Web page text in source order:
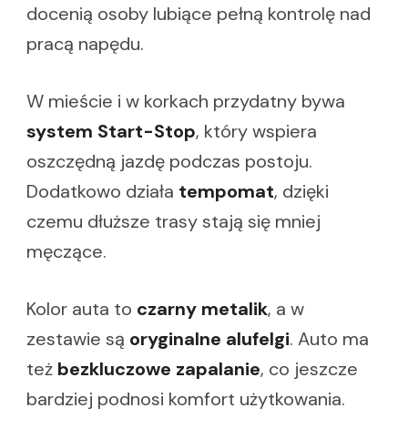
docenią osoby lubiące pełną kontrolę nad
pracą napędu.
W mieście i w korkach przydatny bywa
system Start-Stop, który wspiera
oszczędną jazdę podczas postoju.
Dodatkowo działa tempomat, dzięki
czemu dłuższe trasy stają się mniej
męczące.
Kolor auta to czarny metalik, a w
zestawie są oryginalne alufelgi. Auto ma
też bezkluczowe zapalanie, co jeszcze
bardziej podnosi komfort użytkowania.